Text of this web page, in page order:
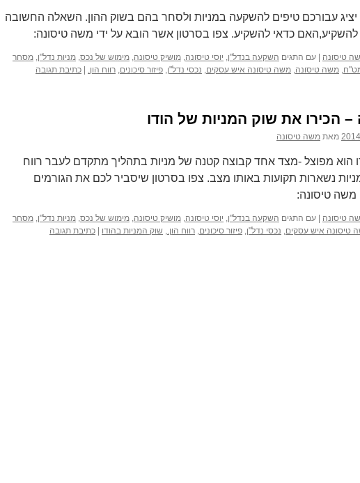
יציג עבורכם טיפים להשקעה במניות ולסחר בהם בשוק ההון. השאלה החשובה
כדאי להשקיע. צפו בסרטון אשר הובא על ידי משה טיסונה:
טיסונה עם התגים השקעה בנדל"ן, יוסי טיסונה, מושיק טיסונה, מימוש של נכס, מניות נדל"ן, מסחר
, משה טיסונה, משה טיסונה איש עסקים, נכסי נדל"ן, פיזור סיכונים, רווח הון. כתיבת תגובה
– הכירו את שוק המניות של הודו
מאת משה טיסונה
הוא מפוצל -מצד אחד קבוצה קטנה של מניות בתהליך מתקדם לעבר רווח
נשארות תקועות באותו מצב. צפו בסרטון שיסביר לכם את הגורמים
משה טיסונה:
טיסונה עם התגים השקעה בנדל"ן, יוסי טיסונה, מושיק טיסונה, מימוש של נכס, מניות נדל"ן, מסחר
טיסונה איש עסקים, נכסי נדל"ן, פיזור סיכונים, רווח הון., שוק המניות בהודו כתיבת תגובה